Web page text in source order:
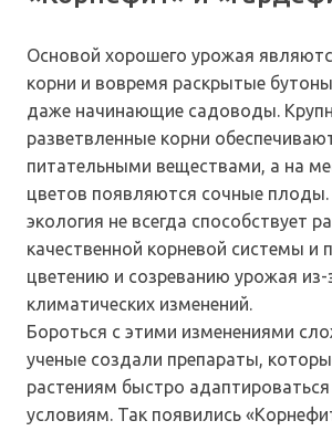
Основой хорошего урожая
корни и вовремя раскрытые
даже начинающие садоводы.
разветвленные корни
питательными веществами, а на
цветов появляются сочные
экология не всегда способствует
качественной корневой системы и
цветению и созреванию урожая из-
климатических изменений.
Бороться с этими изменениями
ученые создали препараты,
растениям быстро
условиям. Так появились